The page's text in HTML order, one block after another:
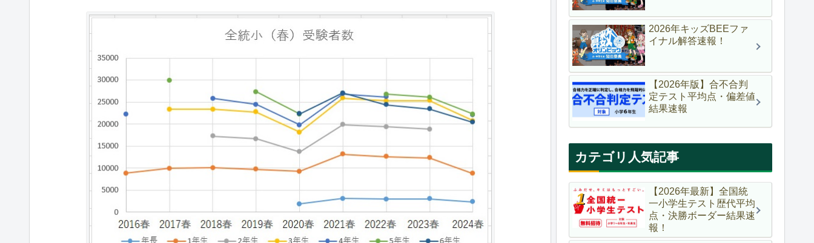
2026年キッズBEEファ
イナル解答速報！
【2026年版】合不合判
定テスト平均点・偏差値
結果速報
カテゴリ人気記事
【2026年最新】全国統
一小学生テスト歴代平均
点・決勝ボーダー結果速
報！